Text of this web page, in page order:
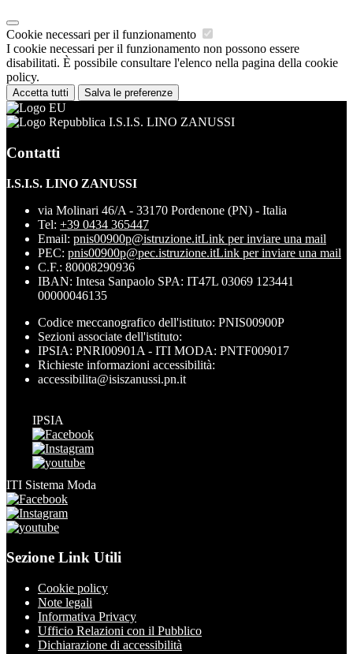
Cookie necessari per il funzionamento
I cookie necessari per il funzionamento non possono essere
disabilitati. È possibile consultare l'elenco nella pagina della cookie
policy.
Accetta tutti Salva le preferenze
I.S.I.S. LINO ZANUSSI
Contatti
I.S.I.S. LINO ZANUSSI
via Molinari 46/A - 33170 Pordenone (PN) - Italia
Tel: +39 0434 365447
Email: pnis00900p@istruzione.itLink per inviare una mail
PEC: pnis00900p@pec.istruzione.itLink per inviare una mail
C.F.: 80008290936
IBAN: Intesa Sanpaolo SPA: IT47L 03069 123441
00000046135
Codice meccanografico dell'istituto: PNIS00900P
Sezioni associate dell'istituto:
IPSIA: PNRI00901A - ITI MODA: PNTF009017
Richieste informazioni accessibilità:
accessibilita@isiszanussi.pn.it
IPSIA
ITI Sistema Moda
Sezione Link Utili
Cookie policy
Note legali
Informativa Privacy
Ufficio Relazioni con il Pubblico
Dichiarazione di accessibilità